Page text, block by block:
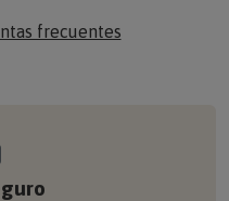
frecuentes